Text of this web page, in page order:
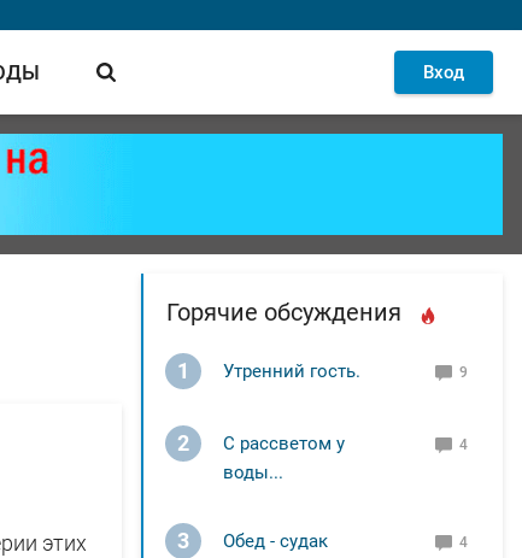
Вход
этих
Горячие обсуждения
1 Утренний гость. 9
2
С рассветом у
воды...
4
3
Обед - судак
4